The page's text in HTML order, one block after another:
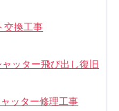
交換工事
ッター飛び出し復旧
ッター修理工事